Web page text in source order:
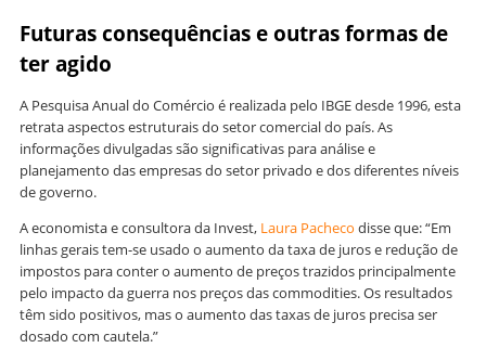
Futuras consequências e outras formas de
ter agido
A Pesquisa Anual do Comércio é realizada pelo IBGE desde 1996, esta
retrata aspectos estruturais do setor comercial do país. As
informações divulgadas são significativas para análise e
planejamento das empresas do setor privado e dos diferentes níveis
de governo.
A economista e consultora da Invest, Laura Pacheco disse que: “Em
linhas gerais tem-se usado o aumento da taxa de juros e redução de
impostos para conter o aumento de preços trazidos principalmente
pelo impacto da guerra nos preços das commodities. Os resultados
têm sido positivos, mas o aumento das taxas de juros precisa ser
dosado com cautela.”